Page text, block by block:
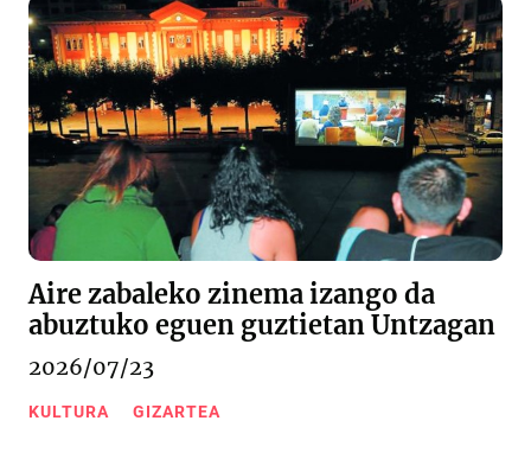
Aire zabaleko zinema izango da
abuztuko eguen guztietan Untzagan
2026/07/23
KULTURA GIZARTEA